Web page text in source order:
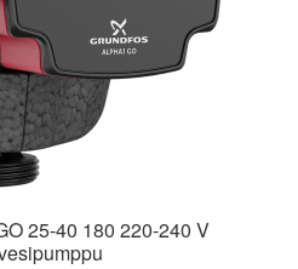
25-40 180 220-240 V